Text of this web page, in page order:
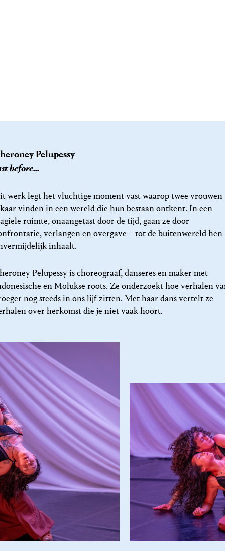
Pelupessy
before...
werk legt het vluchtige moment vast waarop twee vrouwen
vinden in een wereld die hun bestaan ontkent. In een
ruimte, onaangetast door de tijd, gaan ze door
verlangen en overgave – tot de buitenwereld hen
inhaalt.
Pelupessy is choreograaf, danseres en maker met
en Molukse roots. Ze onderzoekt hoe verhalen
nog steeds in ons lijf zitten. Met haar dans vertelt ze
over herkomst die je niet vaak hoort.